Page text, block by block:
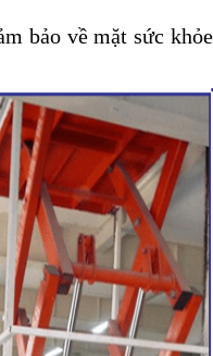
bảo về mặt sức khỏe